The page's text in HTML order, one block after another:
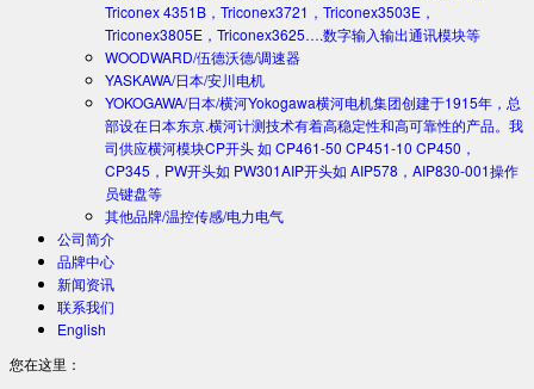
Triconex 4351B，Triconex3721，Triconex3503E，
Triconex3805E，Triconex3625….数字输入输出通讯模块等
WOODWARD/伍德沃德/调速器
YASKAWA/日本/安川电机
YOKOGAWA/日本/横河Yokogawa横河电机集团创建于1915年，总
部设在日本东京.横河计测技术有着高稳定性和高可靠性的产品。我
司供应横河模块CP开头 如 CP461-50 CP451-10 CP450，
CP345，PW开头如 PW301AIP开头如 AIP578，AIP830-001操作
员键盘等
其他品牌/温控传感/电力电气
公司简介
品牌中心
新闻资讯
联系我们
English
您在这里：